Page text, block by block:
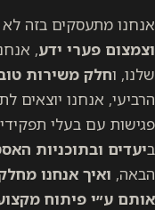
אנחנו מתעסקים בזה
וצמצום פערי ידע,
שלנו, וחלק משירות
הרביעי, אנחנו יוצאים
פגישות עם בעלי
ביעדים ובתוכניות
הבאה, ואיך אנחנו
אותם ע״י פיתוח